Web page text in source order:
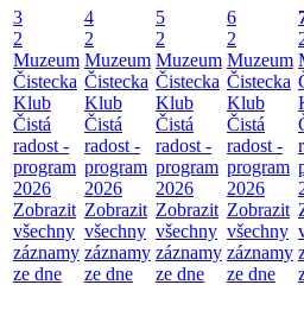
3
2
Muzeum
Čistecka
Klub
Čistá
radost -
program
2026
Zobrazit
všechny
záznamy
ze dne
4
2
Muzeum
Čistecka
Klub
Čistá
radost -
program
2026
Zobrazit
všechny
záznamy
ze dne
5
2
Muzeum
Čistecka
Klub
Čistá
radost -
program
2026
Zobrazit
všechny
záznamy
ze dne
6
2
Muzeum
Čistecka
Klub
Čistá
radost -
program
2026
Zobrazit
všechny
záznamy
ze dne